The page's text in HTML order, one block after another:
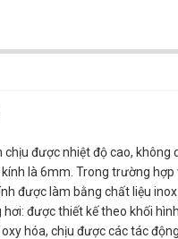
chịu được nhiệt độ cao,
là 6mm. Trong trường
được làm bằng chất liệu
hơi: được thiết kế theo khối
hóa, chịu được các tác